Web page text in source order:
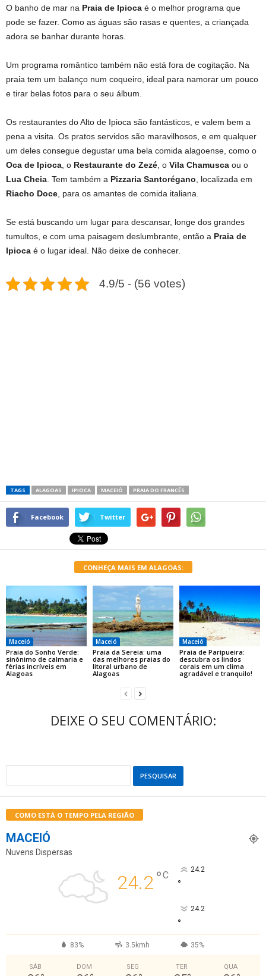
O banho de mar na Praia de Ipioca é o melhor programa que
pode se fazer. Como as águas são rasas e quentes, a criançada
adora se banhar durante horas.
Um programa romântico também não está fora de cogitação. Na
praia tem um balanço num coqueiro, ideal para namorar um pouco
e tirar belas fotos para o seu álbum.
Os restaurantes do Alto de Ipioca são fantásticos, e valem bem a
pena a visita. Os pratos servidos são maravilhosos, e em qualquer
um deles consegue degustar uma bela comida alagoense, como o
Oca de Ipioca, o Restaurante do Zezé, o Vila Chamusca ou o
Lua Cheia. Tem também a Pizzaria Santorégano, localizada em
Riacho Doce, para os amantes de comida italiana.
Se está buscando um lugar para descansar, longe dos grandes
tumultos, e com uma paisagem deslumbrante, então a Praia de
Ipioca é o lugar ideal. Não deixe de conhecer.
4.9/5 - (56 votes)
TAGS ALAGOAS IPIOCA MACEIÓ PRAIA DO FRANCÊS
Facebook Twitter
CONHEÇA MAIS EM ALAGOAS:
Maceió
Praia do Sonho Verde:
sinônimo de calmaria e
férias incríveis em
Alagoas
Maceió
Praia da Sereia: uma
das melhores praias do
litoral urbano de
Alagoas
Maceió
Praia de Paripueira:
descubra os lindos
corais em um clima
agradável e tranquilo!
DEIXE O SEU COMENTÁRIO:
COMO ESTÁ O TEMPO PELA REGIÃO
MACEIÓ
Nuvens Dispersas
24.2°C 24.2
°
24.2
°
83% 3.5kmh 35%
SÁB DOM SEG TER QUA